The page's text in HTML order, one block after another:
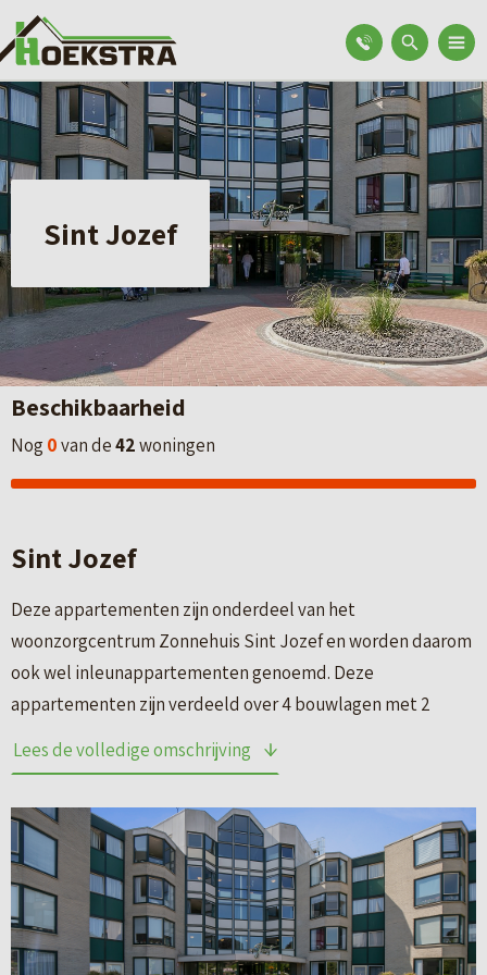
Sint Jozef
Beschikbaarheid
Nog 0van de42woningen
Sint Jozef
Deze appartementen zijn onderdeel van het
woonzorgcentrum Zonnehuis Sint Jozef en worden daarom
ook wel inleunappartementen genoemd. Deze
appartementen zijn verdeeld over 4 bouwlagen met 2
appartementen. In Zonnehuis Sint Jozef worden diverse
aan mee kunt doen.
In een inleunappartement woont u zelfstandig en voert u
uw eigen huishouden. De appartementen zijn gelijkvloers
en beschikken over een hal met een eigen voordeur,
Lees de volledige omschrijving